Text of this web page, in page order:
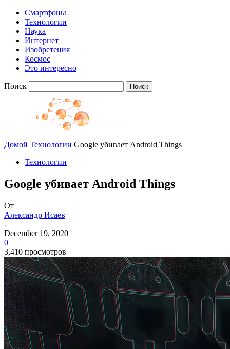
Смартфоны
Технологии
Наука
Интернет
Изобретения
Космос
Это интересно
Поиск
Домой Технологии Google убивает Android Things
Технологии
Google убивает Android Things
От
Александр Исаев
-
December 19, 2020
0
3,410 просмотров